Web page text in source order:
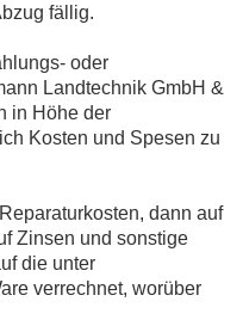
fällig.
oder
Landtechnik GmbH &
in Höhe der
Kosten und Spesen zu
dann auf
Zinsen und sonstige
die unter
verrechnet, worüber